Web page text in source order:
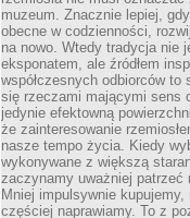
muzeum. Znacznie lepiej,
obecne w codzienności,
na nowo. Wtedy tradycja nie
eksponatem, ale źródłem
współczesnych odbiorców to
się rzeczami mającymi sens
jedynie efektowną
że zainteresowanie
nasze tempo życia. Kiedy
wykonywane z większą
zaczynamy uważniej patrzeć
Mniej impulsywnie
częściej naprawiamy. To z